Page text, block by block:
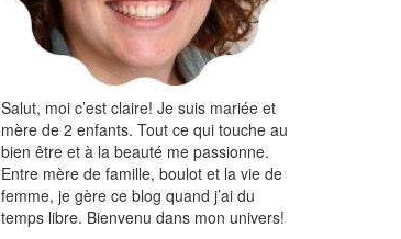
Salut, moi c’est claire! Je suis mariée et
mère de 2 enfants. Tout ce qui touche au
bien être et à la beauté me passionne.
Entre mère de famille, boulot et la vie de
femme, je gère ce blog quand j’ai du
temps libre. Bienvenu dans mon univers!